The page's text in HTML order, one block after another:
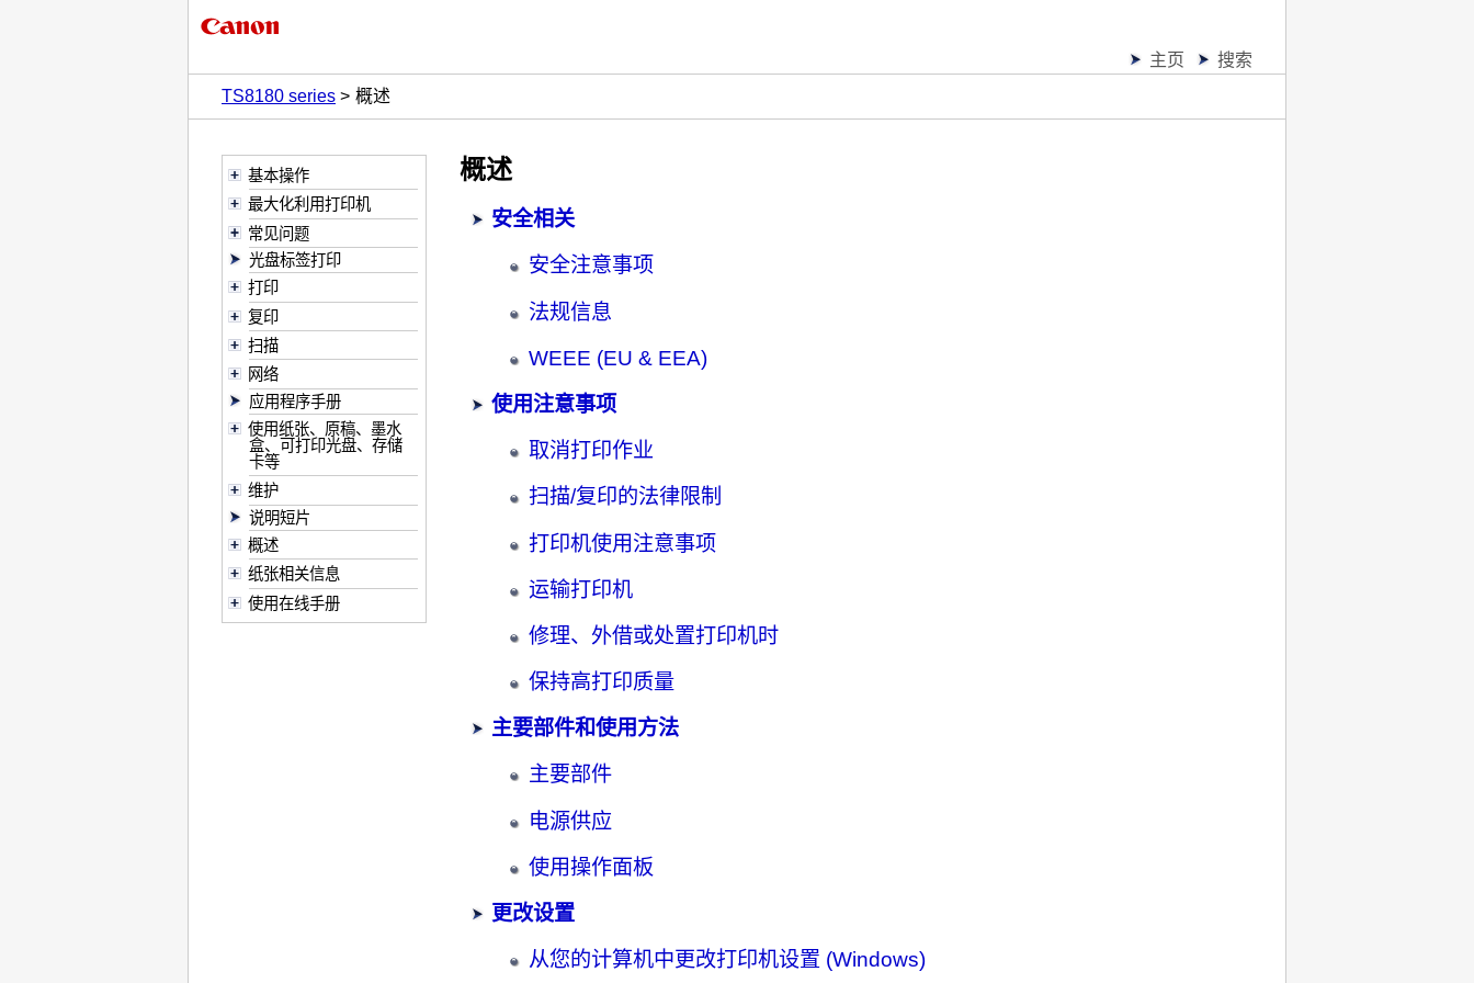
主页
搜索
TS8180 series
概述
基本操作
最大化利用打印机
常见问题
光盘标签打印
打印
复印
扫描
网络
应用程序手册
使用纸张、原稿、墨水
盒、可打印光盘、存储
卡等
维护
说明短片
概述
纸张相关信息
使用在线手册
概述
安全相关
安全注意事项
法规信息
WEEE (EU & EEA)
使用注意事项
取消打印作业
扫描/复印的法律限制
打印机使用注意事项
运输打印机
修理、外借或处置打印机时
保持高打印质量
主要部件和使用方法
主要部件
电源供应
使用操作面板
更改设置
从您的计算机中更改打印机设置 (Windows)